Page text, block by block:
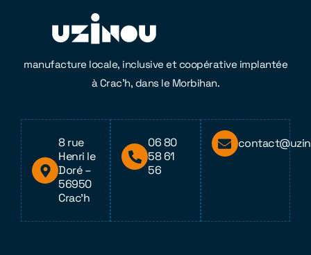
manufacture locale, inclusive et coopérative implantée
à Crac’h, dans le Morbihan.
8 rue
Henri le
Doré –
56950
Crac’h
06 80
58 61
56